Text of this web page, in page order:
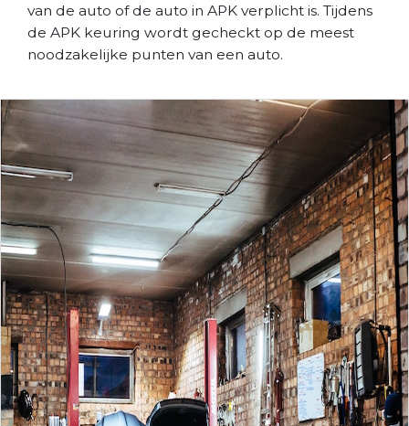
van de auto of de auto in APK verplicht is. Tijdens
de APK keuring wordt gecheckt op de meest
noodzakelijke punten van een auto.